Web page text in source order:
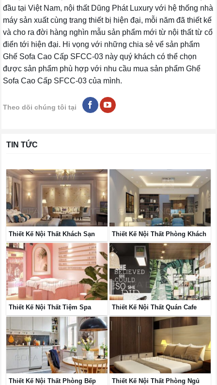
đầu tại Việt Nam, nội thất Dũng Phát Luxury với hệ thống nhà
máy sản xuất cùng trang thiết bị hiện đại, mỗi năm đã thiết kế
và cho ra đời hàng nghìn mẫu sản phẩm mới từ nội thất từ cổ
điển tới hiện đại. Hi vọng với những chia sẻ vể sản phẩm
Ghế Sofa Cao Cấp SFCC-03 này quý khách có thể chọn
được sản phẩm phù hợp với nhu cầu mua sản phẩm Ghế
Sofa Cao Cấp SFCC-03 của mình.
Theo dõi chúng tôi tại
TIN TỨC
Thiết Kế Nội Thất Khách Sạn Thiết Kế Nội Thất Phòng Khách
Thiết Kế Nội Thất Tiệm Spa Thiết Kế Nội Thất Quán Cafe
Thiết Kế Nội Thất Phòng Bếp Thiết Kế Nội Thất Phòng Ngủ